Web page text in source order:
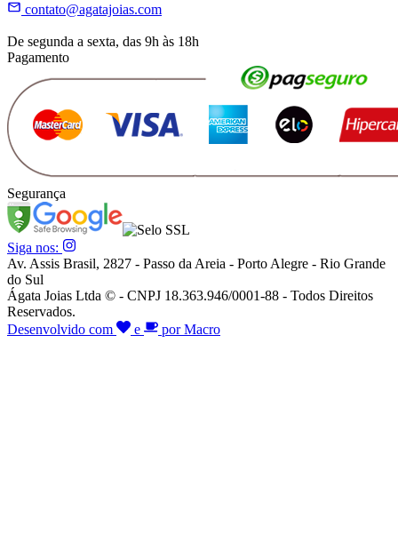
contato@agatajoias.com
De segunda a sexta, das 9h às 18h
Pagamento
Segurança
Siga nos:
Av. Assis Brasil, 2827 - Passo da Areia - Porto Alegre - Rio Grande
do Sul
Ágata Joias Ltda © - CNPJ 18.363.946/0001-88 - Todos Direitos
Reservados.
Desenvolvido com
e por Macro